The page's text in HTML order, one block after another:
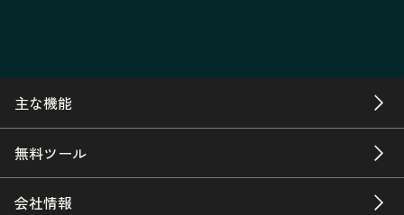
主な機能
無料ツール
会社情報